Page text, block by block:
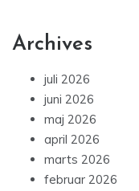
Archives
juli 2026
juni 2026
maj 2026
april 2026
marts 2026
februar 2026